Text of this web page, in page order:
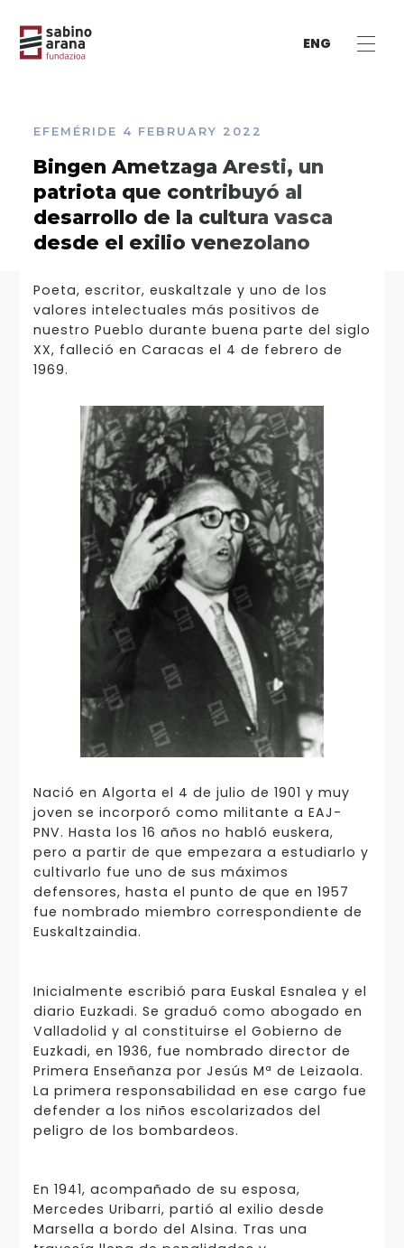
ENG
EFEMÉRIDE 4 FEBRUARY 2022
Bingen Ametzaga Aresti, un
patriota que contribuyó al
desarrollo de la cultura vasca
desde el exilio venezolano
Poeta, escritor, euskaltzale y uno de los
valores intelectuales más positivos de
nuestro Pueblo durante buena parte del siglo
XX, falleció en Caracas el 4 de febrero de
1969.
Nació en Algorta el 4 de julio de 1901 y muy
joven se incorporó como militante a EAJ-
PNV. Hasta los 16 años no habló euskera,
pero a partir de que empezara a estudiarlo y
cultivarlo fue uno de sus máximos
defensores, hasta el punto de que en 1957
fue nombrado miembro correspondiente de
Euskaltzaindia.
Inicialmente escribió para Euskal Esnalea y el
diario Euzkadi. Se graduó como abogado en
Valladolid y al constituirse el Gobierno de
Euzkadi, en 1936, fue nombrado director de
Primera Enseñanza por Jesús Mª de Leizaola.
La primera responsabilidad en ese cargo fue
defender a los niños escolarizados del
peligro de los bombardeos.
En 1941, acompañado de su esposa,
Mercedes Uribarri, partió al exilio desde
Marsella a bordo del Alsina. Tras una